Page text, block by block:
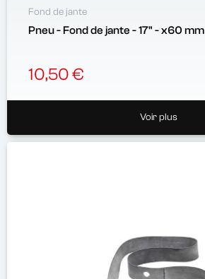
Fond de jante
Pneu - Fond de jante - 17" - x60 mm
10,50 €
Voir plus